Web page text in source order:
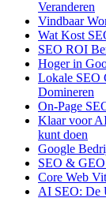
Veranderen
Vindbaar
Wat Kost
SEO ROI
Hoger in
Lokale SEO
Domineren
On-Page
Klaar voor
kunt doen
Google
SEO & GEO
Core Web
AI SEO: De